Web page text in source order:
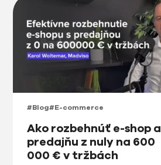
#Blog#E-commerce
Ako rozbehnúť e-shop a
predajňu z nuly na 600
000 € v tržbách